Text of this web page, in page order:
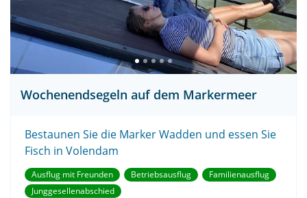
Wochenendsegeln auf dem Markermeer
Bestaunen Sie die Marker Wadden und essen Sie
Fisch in Volendam
Ausflug mit Freunden Betriebsausflug
Familienausflug
Junggesellenabschied